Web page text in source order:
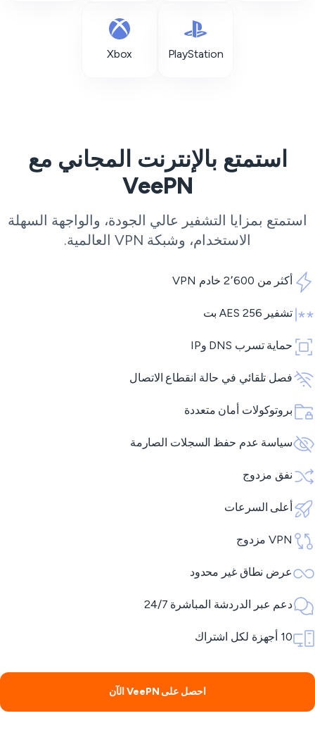
PlayStation
Xbox
استمتع بالإنترنت المجاني مع
VeePN
استمتع بمزايا التشفير عالي الجودة، والواجهة السهلة
الاستخدام، وشبكةVPNالعالمية.
أكثر من 2٬600 خادم VPN
تشفير AES 256 بت
حماية تسرب DNS وIP
فصل تلقائي في حالة انقطاع الاتصال
بروتوكولات أمان متعددة
سياسة عدم حفظ السجلات الصارمة
نفق مزدوج
أعلى السرعات
VPN مزدوج
عرض نطاق غير محدود
دعم عبر الدردشة المباشرة 24/7
10 أجهزة لكل اشتراك
احصل على VeePN الآن